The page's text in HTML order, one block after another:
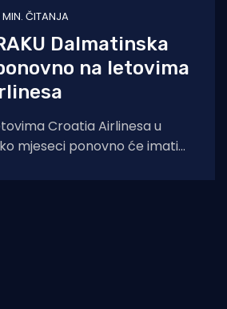
ČITANJA
Dalmatinska
na letovima
Croatia Airlinesa u
mjeseci ponovno će imati